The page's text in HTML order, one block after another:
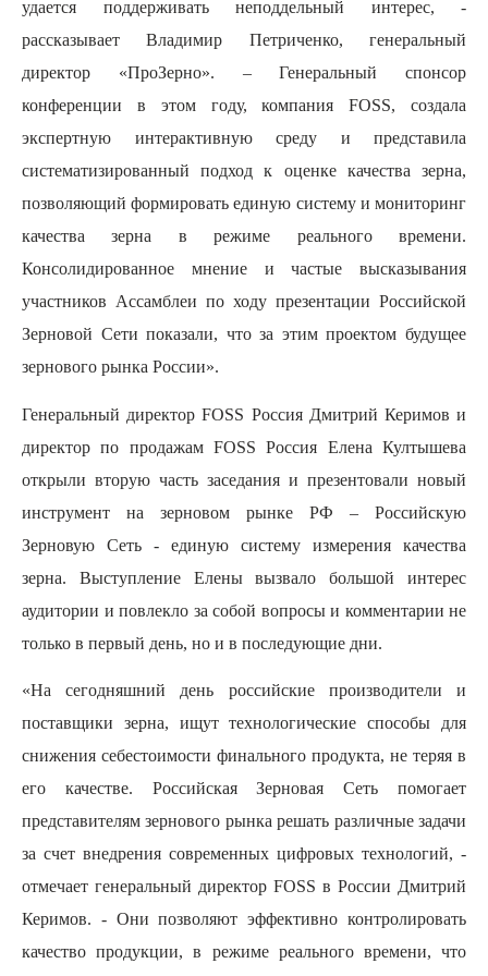
удается поддерживать неподдельный интерес, -
рассказывает Владимир Петриченко, генеральный
директор «ПроЗерно». – Генеральный спонсор
конференции в этом году, компанияFOSS, создала
экспертную интерактивную среду и представила
систематизированный подход к оценке качества зерна,
позволяющий формировать единую систему и мониторинг
качества зерна в режиме реального времени.
Консолидированное мнение и частые высказывания
участников Ассамблеи по ходу презентации Российской
Зерновой Сети показали, что за этим проектом будущее
зернового рынка России».
Генеральный директор FOSS Россия Дмитрий Керимов и
директор по продажам FOSS Россия Елена Култышева
открыли вторую часть заседания и презентовали новый
инструмент на зерновом рынке РФ – Российскую
Зерновую Сеть - единую систему измерения качества
зерна. Выступление Елены вызвало большой интерес
аудитории и повлекло за собой вопросы и комментарии не
только в первый день, но и в последующие дни.
«На сегодняшний день российские производители и
поставщики зерна, ищут технологические способы для
снижения себестоимости финального продукта, не теряя в
его качестве. Российская Зерновая Сеть помогает
представителям зернового рынка решать различные задачи
за счет внедрения современных цифровых технологий, -
отмечает генеральный директор FOSS в России Дмитрий
Керимов. - Они позволяют эффективно контролировать
качество продукции, в режиме реального времени, что